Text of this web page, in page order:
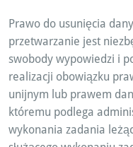
Prawo do usunięcia
przetwarzanie jest
swobody wypowiedzi i
realizacji obowiązku
unijnym lub prawem
któremu podlega
wykonania zadania